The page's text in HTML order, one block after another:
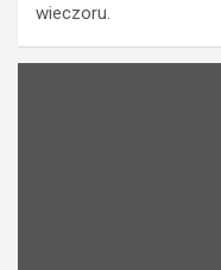
wieczoru.